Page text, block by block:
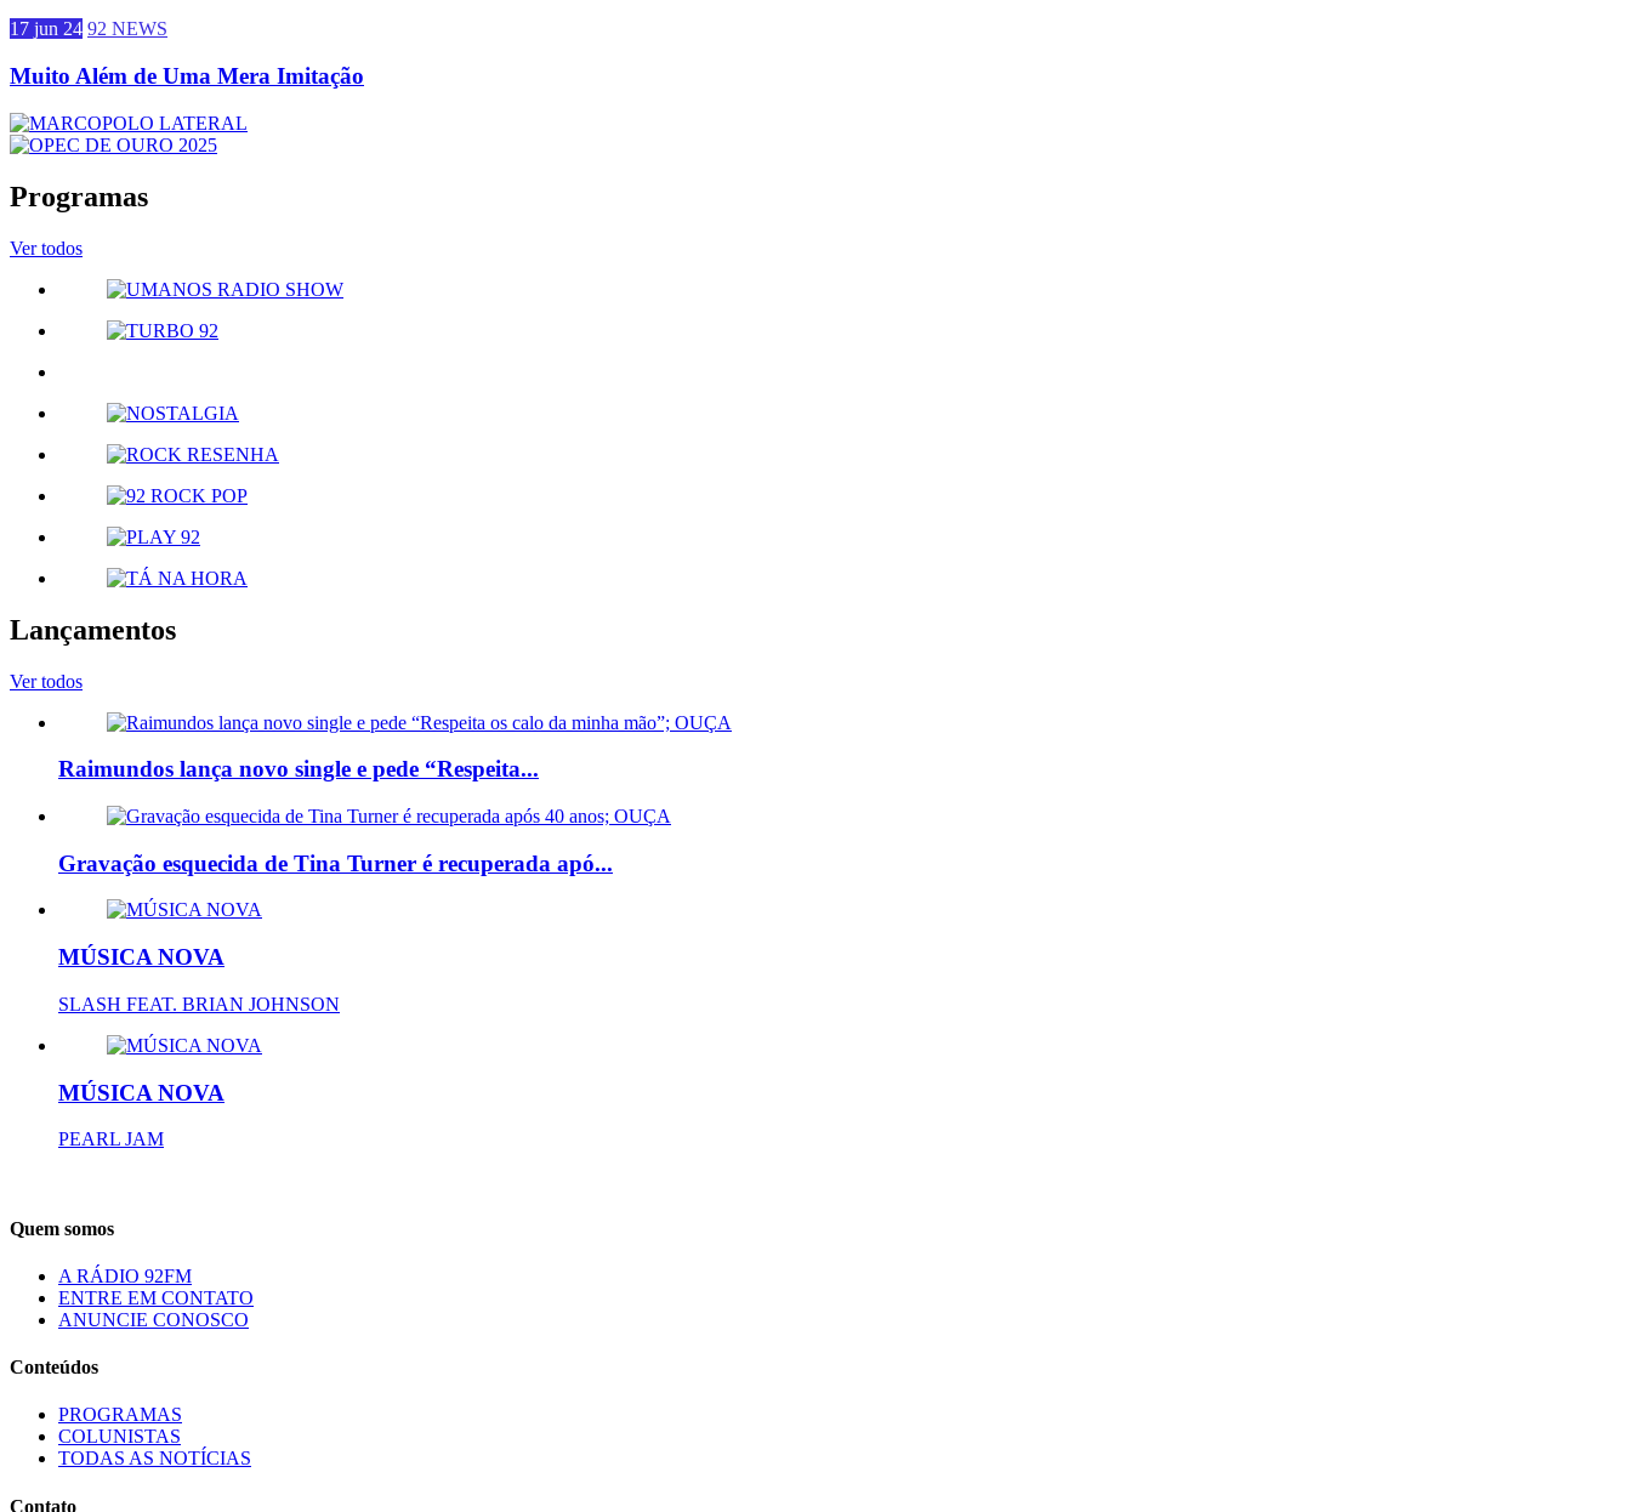
17 jun 24 92 NEWS
Muito Além de Uma Mera Imitação
Programas
Ver todos
Lançamentos
Ver todos
Raimundos lança novo single e pede “Respeita...
Gravação esquecida de Tina Turner é recuperada apó...
MÚSICA NOVA
SLASH FEAT. BRIAN JOHNSON
MÚSICA NOVA
PEARL JAM
Quem somos
A RÁDIO 92FM
ENTRE EM CONTATO
ANUNCIE CONOSCO
Conteúdos
PROGRAMAS
COLUNISTAS
TODAS AS NOTÍCIAS
Contato